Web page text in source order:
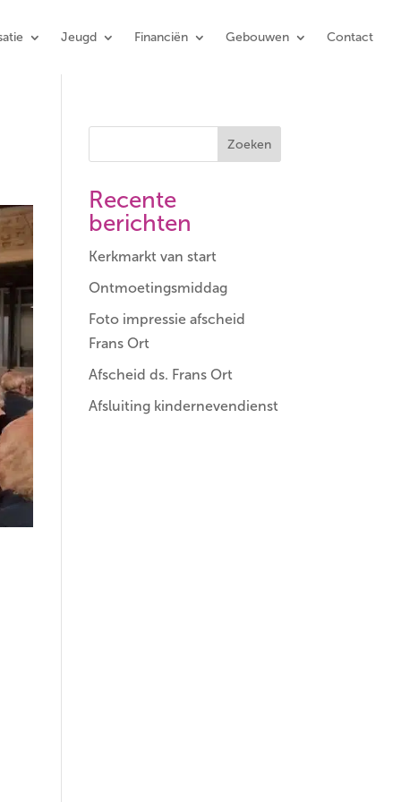
Jeugd Financiën Gebouwen Contact
Zoeken
Recente
berichten
Kerkmarkt van start
Ontmoetingsmiddag
Foto impressie afscheid
Frans Ort
Afscheid ds. Frans Ort
Afsluiting kindernevendienst